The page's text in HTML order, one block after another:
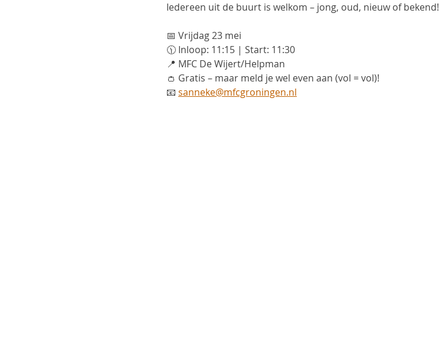
Iedereen uit de buurt is welkom – jong, oud, nieuw of bekend!
📅 Vrijdag 23 mei
🕦 Inloop: 11:15 | Start: 11:30
📍 MFC De Wijert/Helpman
👛 Gratis – maar meld je wel even aan (vol = vol)!
📧 sanneke@mfcgroningen.nl